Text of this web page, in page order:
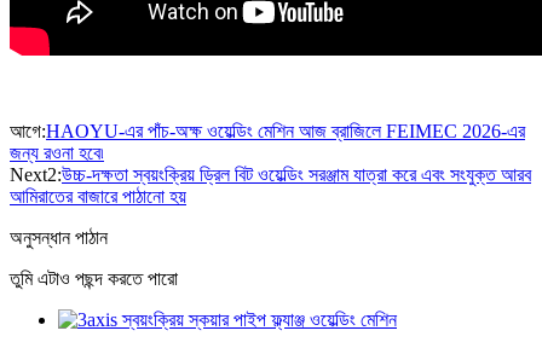
আগে:HAOYU-এর পাঁচ-অক্ষ ওয়েল্ডিং মেশিন আজ ব্রাজিলে FEIMEC 2026-এর
জন্য রওনা হবে৷
Next2:উচ্চ-দক্ষতা স্বয়ংক্রিয় ড্রিল বিট ওয়েল্ডিং সরঞ্জাম যাত্রা করে এবং সংযুক্ত আরব
আমিরাতের বাজারে পাঠানো হয়
অনুসন্ধান পাঠান
তুমি এটাও পছন্দ করতে পারো